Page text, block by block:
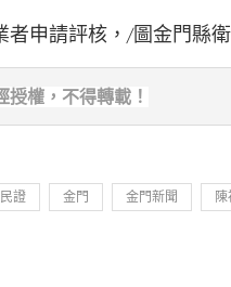
者申請評核，/圖金門縣
授權，不得轉載！
證 金門 金門新聞 陳